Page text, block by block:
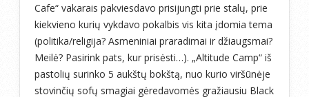
Cafe“ vakarais pakviesdavo prisijungti prie stalų, prie
kiekvieno kurių vykdavo pokalbis vis kita įdomia tema
(politika/religija? Asmeniniai praradimai ir džiaugsmai?
Meilė? Pasirink pats, kur prisėsti…). „Altitude Camp“ iš
pastolių surinko 5 aukštų bokštą, nuo kurio viršūnėje
stovinčių sofų smagiai gėredavomės gražiausiu Black